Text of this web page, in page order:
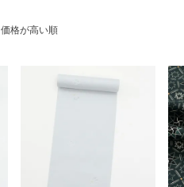
価格が高い順